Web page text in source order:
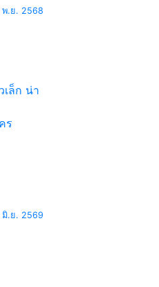
พ.ย. 2568
ล็ก น่า
ร
มิ.ย. 2569